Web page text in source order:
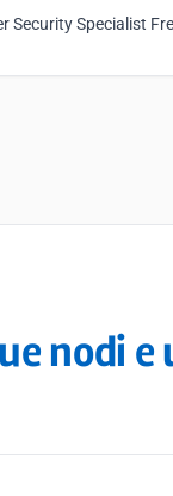
Security Specialist
nodi e